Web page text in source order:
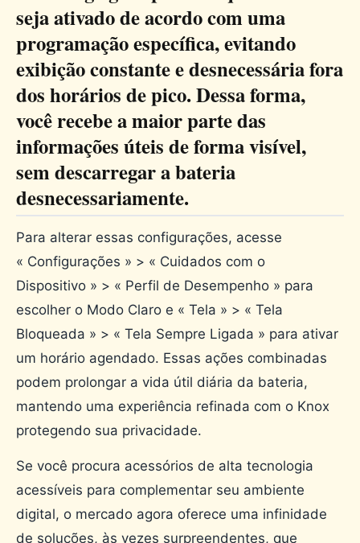
seja ativado de acordo com uma
programação específica, evitando
exibição constante e desnecessária fora
dos horários de pico. Dessa forma,
você recebe a maior parte das
informações úteis de forma visível,
sem descarregar a bateria
desnecessariamente.
Para alterar essas configurações, acesse
« Configurações » > « Cuidados com o
Dispositivo » > « Perfil de Desempenho » para
escolher o Modo Claro e « Tela » > « Tela
Bloqueada » > « Tela Sempre Ligada » para ativar
um horário agendado. Essas ações combinadas
podem prolongar a vida útil diária da bateria,
mantendo uma experiência refinada com o Knox
protegendo sua privacidade.
Se você procura acessórios de alta tecnologia
acessíveis para complementar seu ambiente
digital, o mercado agora oferece uma infinidade
de soluções, às vezes surpreendentes, que